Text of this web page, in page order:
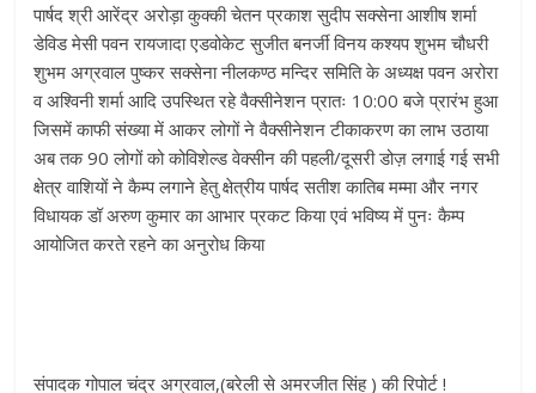
पार्षद श्री आरेंद्र अरोड़ा कुक्की चेतन प्रकाश सुदीप सक्सेना आशीष शर्मा
डेविड मेसी पवन रायजादा एडवोकेट सुजीत बनर्जी विनय कश्यप शुभम चौधरी
शुभम अग्रवाल पुष्कर सक्सेना नीलकण्ठ मन्दिर समिति के अध्यक्ष पवन अरोरा
व अश्विनी शर्मा आदि उपस्थित रहे वैक्सीनेशन प्रातः 10:00 बजे प्रारंभ हुआ
जिसमें काफी संख्या में आकर लोगों ने वैक्सीनेशन टीकाकरण का लाभ उठाया
अब तक 90 लोगों को कोविशेल्ड वेक्सीन की पहली/दूसरी डोज़ लगाई गई सभी
क्षेत्र वाशियों ने कैम्प लगाने हेतु क्षेत्रीय पार्षद सतीश कातिब मम्मा और नगर
विधायक डॉ अरुण कुमार का आभार प्रकट किया एवं भविष्य में पुनः कैम्प
आयोजित करते रहने का अनुरोध किया
संपादक गोपाल चंद्र अग्रवाल,(बरेली से अमरजीत सिंह ) की रिपोर्ट !